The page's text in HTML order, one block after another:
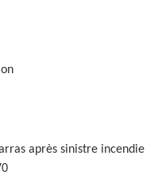
après sinistre incendie